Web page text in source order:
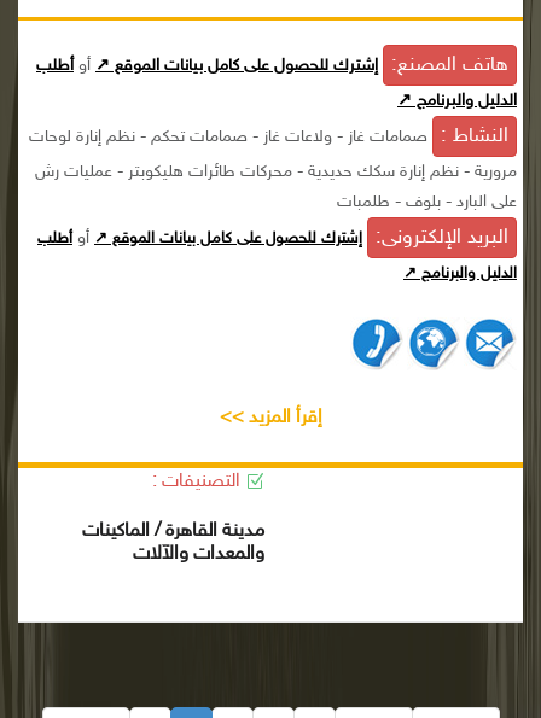
هاتف المصنع: إشترك للحصول على كامل بيانات الموقع ↗ أوأطلب
الدليل والبرنامج ↗
النشاط :
صمامات غاز - ولاعات غاز - صمامات تحكم - نظم إنارة لوحات
مرورية - نظم إنارة سكك حديدية - محركات طائرات هليكوبتر - عمليات رش
على البارد - بلوف - طلمبات
البريد الإلكترونى: إشترك للحصول على كامل بيانات الموقع ↗ أوأطلب
الدليل والبرنامج ↗
إقرأ المزيد >>
التصنيفات :
مدينة القاهرة / الماكينات
والمعدات والآلات